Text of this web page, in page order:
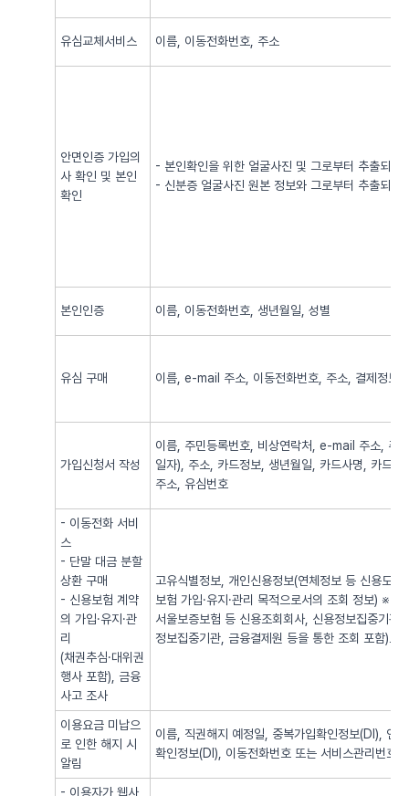
유심교체서비스 이름, 이동전화번호, 주소
안면인증 가입의
사 확인 및 본인
확인
- 본인확인을 위한 얼굴사진 및 그로부터 추출되어
- 신분증 얼굴사진 원본 정보와 그로부터 추출되어
본인인증 이름, 이동전화번호, 생년월일, 성별
유심 구매 이름, e-mail 주소, 이동전화번호, 주소, 결제정보,
가입신청서 작성
이름, 주민등록번호, 비상연락처, e-mail 주소, 주
일자), 주소, 카드정보, 생년월일, 카드사명, 카드
주소, 유심번호
- 이동전화 서비
스
- 단말 대금 분할
상환 구매
- 신용보험 계약
의 가입·유지·관
리
(채권추심·대위권
행사 포함), 금융
사고 조사
고유식별정보, 개인신용정보(연체정보 등 신용도
보험 가입·유지·관리 목적으로서의 조회 정보) ※
서울보증보험 등 신용조회회사, 신용정보집중기관
정보집중기관, 금융결제원 등을 통한 조회 포함)로
이용요금 미납으
로 인한 해지 시
알림
이름, 직권해지 예정일, 중복가입확인정보(DI), 연
확인정보(DI), 이동전화번호 또는 서비스관리번호
- 이용자가 웹사